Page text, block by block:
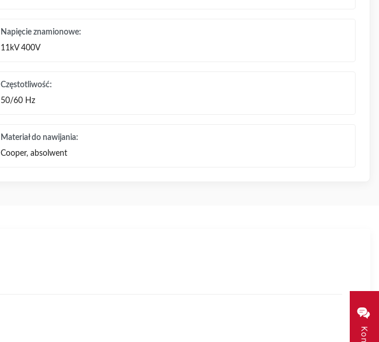
Napięcie znamionowe:
11kV 400V
Częstotliwość:
50/60 Hz
Materiał do nawijania:
Cooper, absolwent